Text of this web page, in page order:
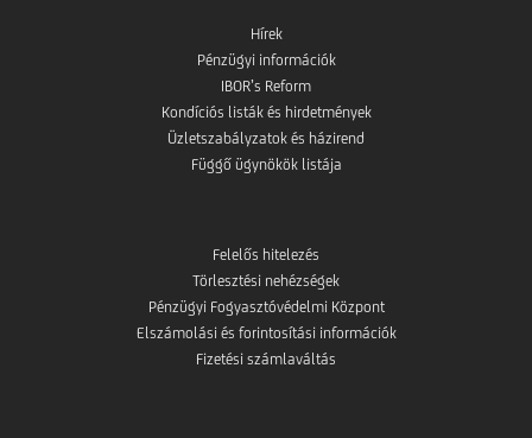
Hírek
Pénzügyi információk
IBOR’s Reform
Kondíciós listák és hirdetmények
Üzletszabályzatok és házirend
Függő ügynökök listája
Felelős hitelezés
Törlesztési nehézségek
Pénzügyi Fogyasztóvédelmi Központ
Elszámolási és forintosítási információk
Fizetési számlaváltás